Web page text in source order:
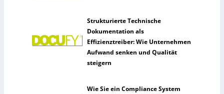
Strukturierte Technische
Dokumentation als
Effizienztreiber: Wie Unternehmen
Aufwand senken und Qualität
steigern
Wie Sie ein Compliance System